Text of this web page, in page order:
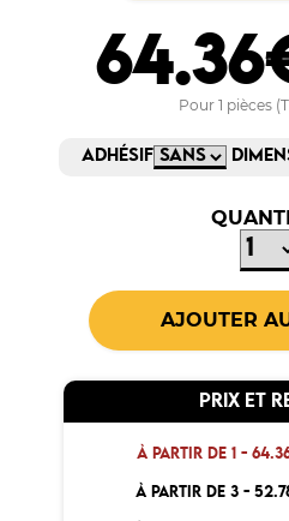
Pour 1 pièces
ADHÉSIF
PRIX ET
À PARTIR DE 1 -
À PARTIR DE 3 -